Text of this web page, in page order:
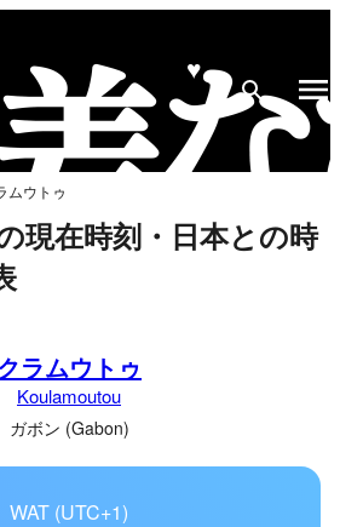
♥
ムウトゥ
現在時刻・日本との時
ラムウトゥ
Koulamoutou
ガボン (Gabon)
WAT (UTC+1)